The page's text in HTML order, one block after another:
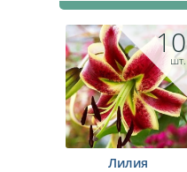
10
шт.
Лилия